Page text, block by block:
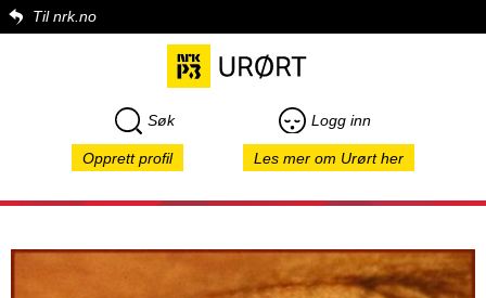
Til nrk.no
Søk Logg inn
Opprett profil Les mer om Urørt her